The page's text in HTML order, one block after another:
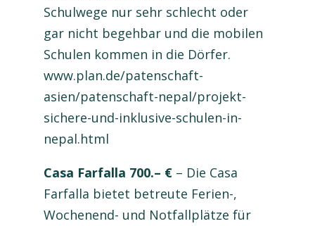
Schulwege nur sehr schlecht oder
gar nicht begehbar und die mobilen
Schulen kommen in die Dörfer.
www.plan.de/patenschaft-
asien/patenschaft-nepal/projekt-
sichere-und-inklusive-schulen-in-
nepal.html
Casa Farfalla 700.– € – Die Casa
Farfalla bietet betreute Ferien-,
Wochenend- und Notfallplätze für